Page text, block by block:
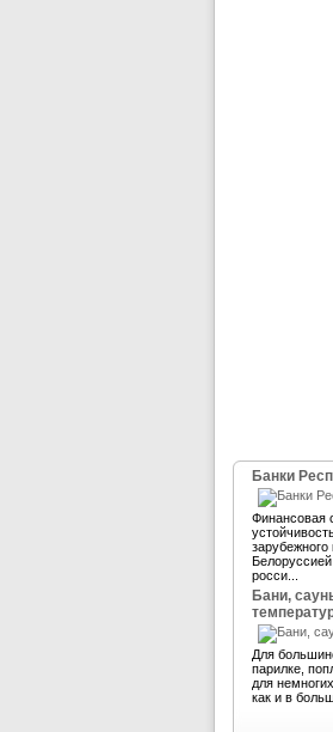
Банки
Финансовая
росси...
Бани,
Для
парилке,
для
как и в